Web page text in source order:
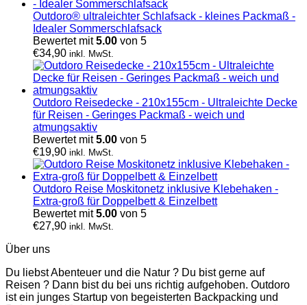
Outdoro® ultraleichter Schlafsack - kleines Packmaß -
Idealer Sommerschlafsack
Bewertet mit5.00 von 5
€34,90 inkl. MwSt.
Outdoro Reisedecke - 210x155cm - Ultraleichte Decke
für Reisen - Geringes Packmaß - weich und
atmungsaktiv
Bewertet mit5.00 von 5
€19,90 inkl. MwSt.
Outdoro Reise Moskitonetz inklusive Klebehaken -
Extra-groß für Doppelbett & Einzelbett
Bewertet mit5.00 von 5
€27,90 inkl. MwSt.
Über uns
Du liebst Abenteuer und die Natur ? Du bist gerne auf
Reisen ? Dann bist du bei uns richtig aufgehoben. Outdoro
ist ein junges Startup von begeisterten Backpacking und